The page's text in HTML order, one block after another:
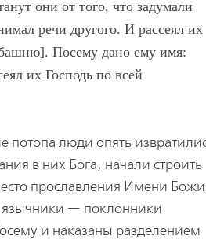
они от того, что задумали
речи другого. И рассеял их
башню]. Посему дано ему имя:
их Господь по всей
потопа люди опять
в них Бога, начали строить
прославления Имени
язычники — поклонники
и наказаны разделением